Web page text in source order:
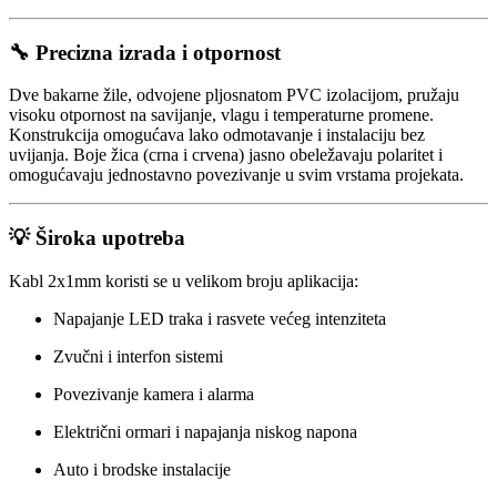
🔧 Precizna izrada i otpornost
Dve bakarne žile, odvojene pljosnatom PVC izolacijom, pružaju
visoku otpornost na savijanje, vlagu i temperaturne promene.
Konstrukcija omogućava lako odmotavanje i instalaciju bez
uvijanja. Boje žica (crna i crvena) jasno obeležavaju polaritet i
omogućavaju jednostavno povezivanje u svim vrstama projekata.
💡 Široka upotreba
Kabl 2x1mm koristi se u velikom broju aplikacija:
Napajanje LED traka i rasvete većeg intenziteta
Zvučni i interfon sistemi
Povezivanje kamera i alarma
Električni ormari i napajanja niskog napona
Auto i brodske instalacije